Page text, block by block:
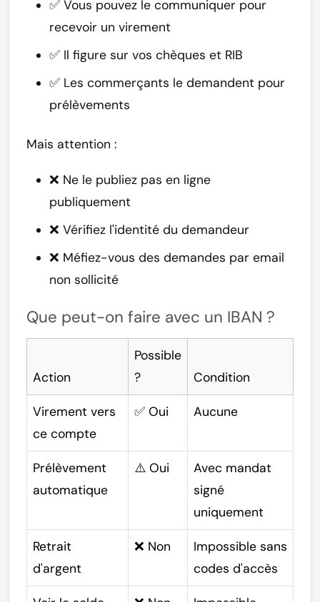
✅ Vous pouvez le communiquer pour
recevoir un virement
✅ Il figure sur vos chèques et RIB
✅ Les commerçants le demandent pour
prélèvements
Mais attention :
❌ Ne le publiez pas en ligne
publiquement
❌ Vérifiez l'identité du demandeur
❌ Méfiez-vous des demandes par email
non sollicité
Que peut-on faire avec un IBAN ?
Action
Possible
?
Condition
Virement vers
ce compte
✅ Oui Aucune
Prélèvement
automatique
⚠️ Oui
Avec mandat
signé
uniquement
Retrait
d'argent
❌ Non
Impossible sans
codes d'accès